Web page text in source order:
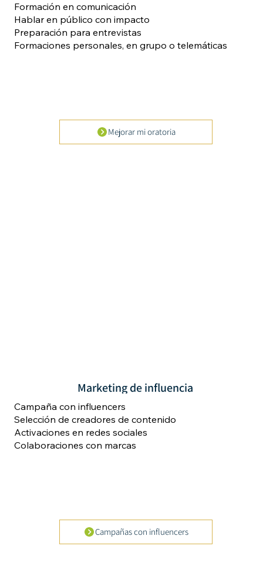
Formación en comunicación
Hablar en público con impacto
Preparación para entrevistas
Formaciones personales, en grupo o telemáticas
Mejorar mi oratoria
Marketing de influencia
Campaña con influencers
Selección de creadores de contenido
Activaciones en redes sociales
Colaboraciones con marcas
Campañas con influencers